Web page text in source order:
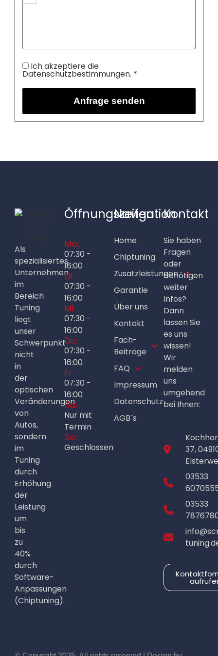
Ich akzeptiere die
Datenschutzbestimmungen. *
Als
spezialisiertes
Unternehmen
im
Bereich
Tuning
liegt
unser
Schwerpunkt
nicht
in
der
optischen
Veränderungen
von
Autos,
sondern
im
Tuning
durch
Erhöhung
der
Leistung
um
bis
zu
40%
durch
Software-
Anpassungen
(Chiptuning).
Öffnungszeiten
Mo:
07:30 -
16:00
Di:
07:30 -
16:00
Mi:
07:30 -
16:00
Do:
07:30 -
16:00
Fr:
07:30 -
16:00
Sa:
Nur mit
Termin
So:
Geschlossen
Navigation
Home
Chiptuning
Zusatzleistungen
Garantie
Über uns
Kontakt
Fach-
Beiträge
FAQ
Impressum
Datenschutz
AGB´s
Kontakt
Sie haben
Fragen
oder
benötigen
weiter
Infos?
Dann
lassen Sie
es uns
wissen!
Wir
melden
uns
umgehend
bei Ihnen:
37,
03533
03533